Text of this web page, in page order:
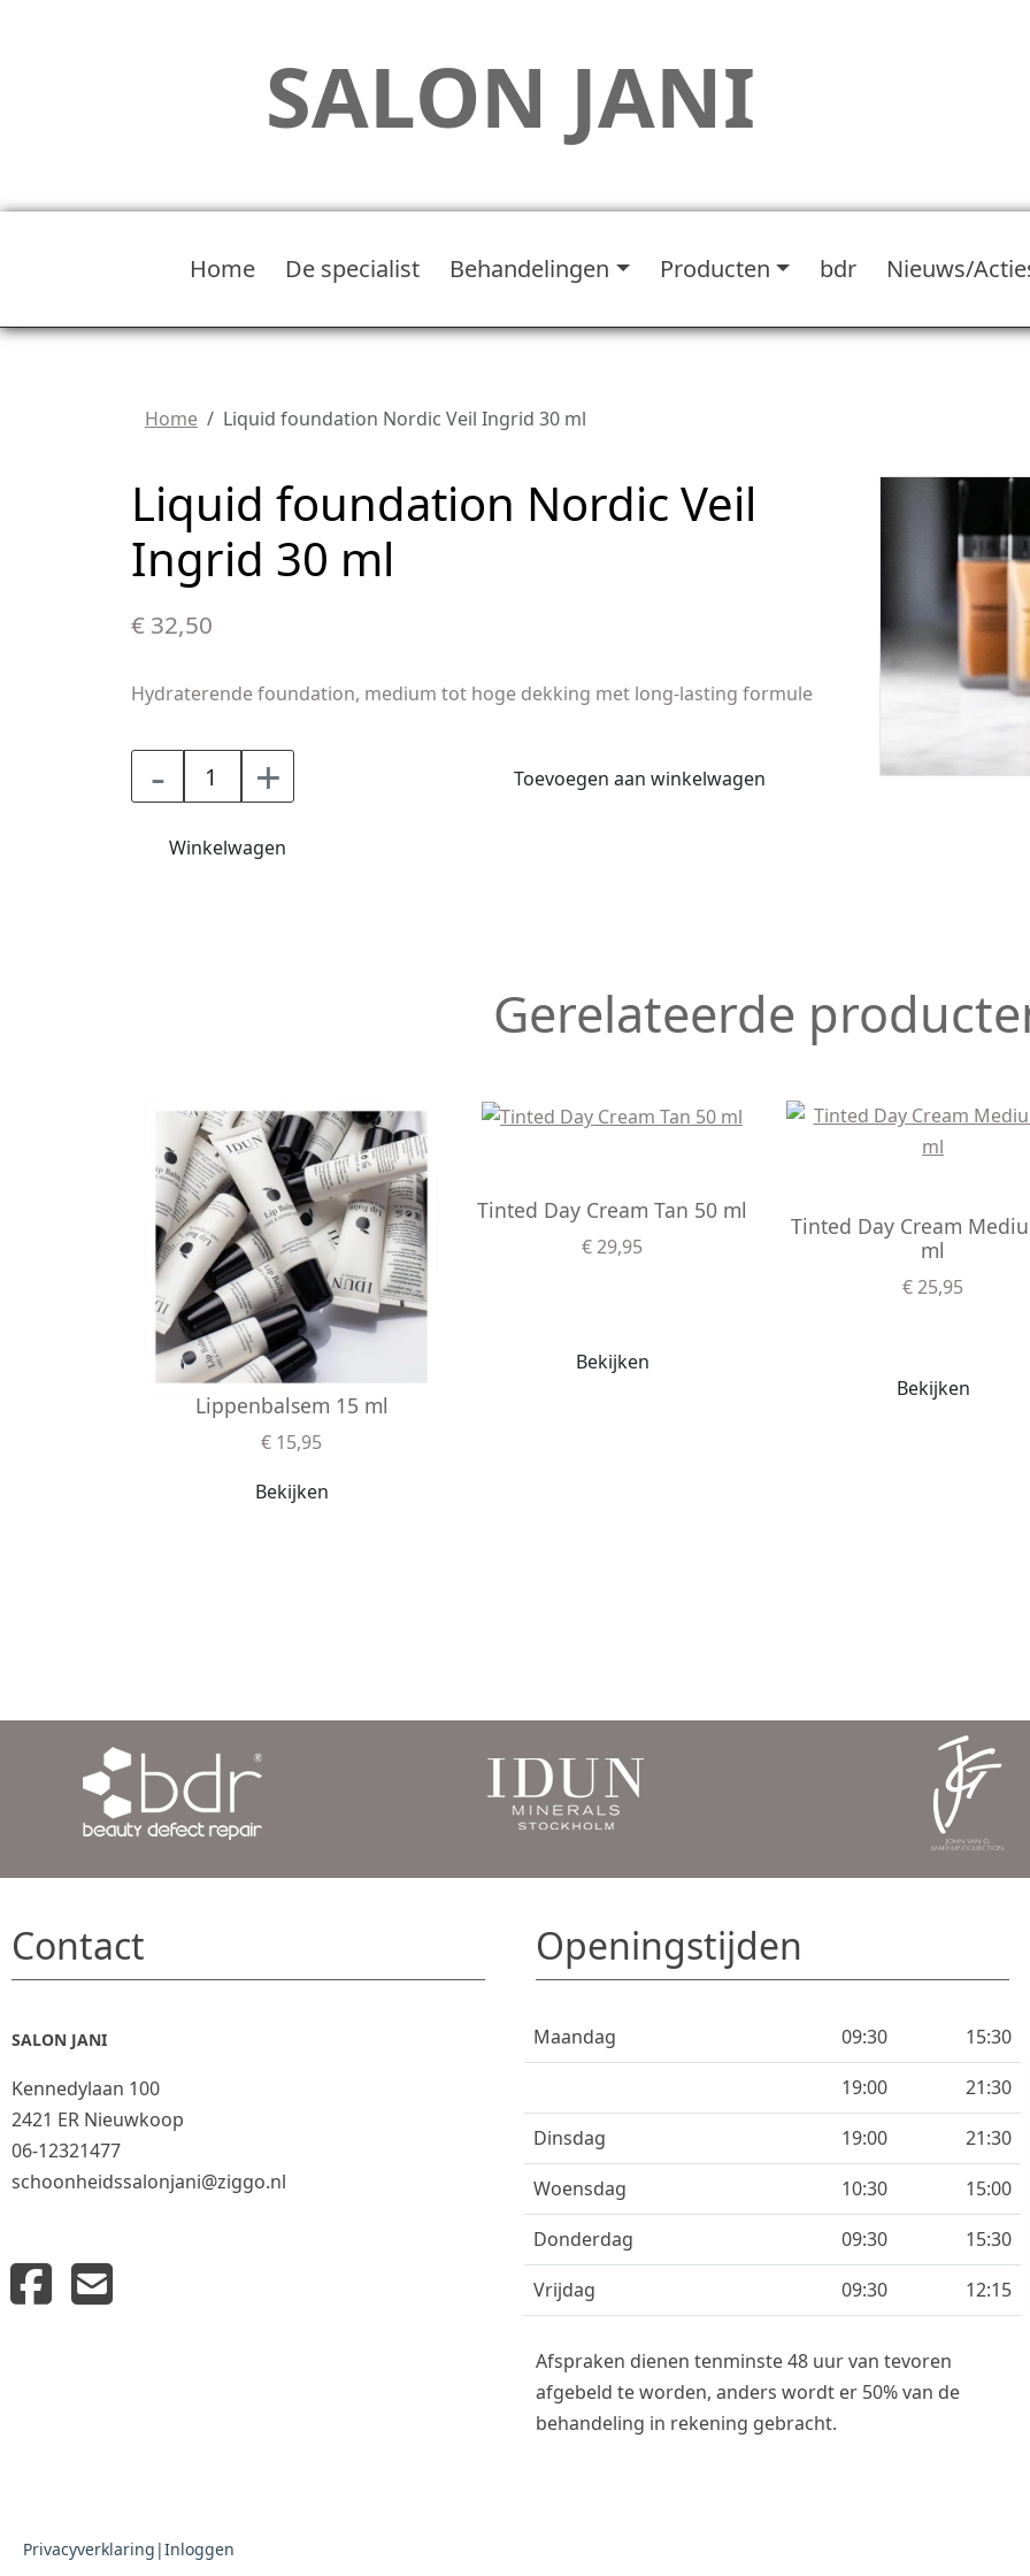
SALON JANI
Home De specialist Behandelingen Producten bdr Nieuws/
Home Liquid foundation Nordic Veil Ingrid 30 ml
Liquid foundation Nordic Veil
Ingrid 30 ml
€ 32,50
Hydraterende foundation, medium tot hoge dekking met long-lasting formule
- + Toevoegen aan winkelwagen
Winkelwagen
Gerelateerde
Lippenbalsem 15 ml
€ 15,95
Bekijken
Tinted Day Cream Tan 50 ml
€ 29,95
Bekijken
Tinted Day Cream
ml
€ 25,95
Bekijken
Contact
SALON JANI
Kennedylaan 100
2421 ER Nieuwkoop
06-12321477
schoonheidssalonjani@ziggo.nl
Openingstijden
Maandag 09:30
15:30
19:00
21:30
Dinsdag
19:00
21:30
Woensdag
10:30
15:00
Donderdag
09:30
15:30
Vrijdag
09:30 12:15
Afspraken dienen tenminste 48 uur van tevoren
afgebeld te worden, anders wordt er 50% van de
behandeling in rekening gebracht.
Privacyverklaring |Inloggen